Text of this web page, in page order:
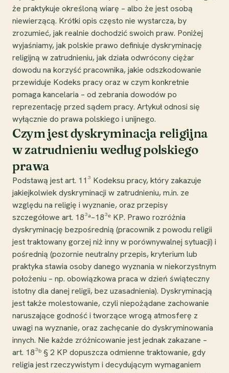
że praktykuje określoną wiarę – albo że jest osobą
niewierzącą. Krótki opis często nie wystarcza, by
zrozumieć, jak realnie dochodzić swoich praw. Poniżej
wyjaśniamy, jak polskie prawo definiuje dyskryminację
religijną w zatrudnieniu, jak działa odwrócony ciężar
dowodu na korzyść pracownika, jakie odszkodowanie
przewiduje Kodeks pracy oraz w czym konkretnie
pomaga kancelaria – od zebrania dowodów po
reprezentację przed sądem pracy. Artykuł odnosi się
wyłącznie do prawa polskiego i unijnego.
Czym jest dyskryminacja religijna
w zatrudnieniu według polskiego
prawa
Podstawą jest art. 11³ Kodeksu pracy, który zakazuje
jakiejkolwiek dyskryminacji w zatrudnieniu, m.in. ze
względu na religię i wyznanie, oraz przepisy
szczegółowe art. 18³ᵃ–18³ᵉ KP. Prawo rozróżnia
dyskryminację bezpośrednią (pracownik z powodu religii
jest traktowany gorzej niż inny w porównywalnej sytuacji) i
pośrednią (pozornie neutralny przepis, kryterium lub
praktyka stawia osoby danego wyznania w niekorzystnym
położeniu – np. obowiązkowa praca w dzień świąteczny
istotny dla danej religii, bez uzasadnienia). Dyskryminacją
jest także molestowanie, czyli niepożądane zachowanie
naruszające godność i tworzące wrogą atmosferę z
uwagi na wyznanie, oraz zachęcanie do dyskryminowania
innych. Nie każde zróżnicowanie jest jednak zakazane –
art. 18³ᵇ § 2 KP dopuszcza odmienne traktowanie, gdy
religia jest rzeczywistym i decydującym wymaganiem